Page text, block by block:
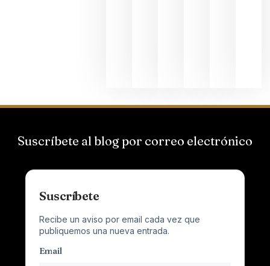
Suscríbete al blog por correo electrónico
Suscríbete
Recibe un aviso por email cada vez que
publiquemos una nueva entrada.
Email